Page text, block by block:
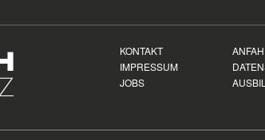
KONTAKT
IMPRESSUM
JOBS